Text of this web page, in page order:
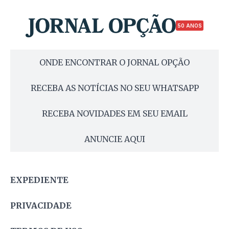
50 ANOS
ONDE ENCONTRAR O JORNAL OPÇÃO
RECEBA AS NOTÍCIAS NO SEU WHATSAPP
RECEBA NOVIDADES EM SEU EMAIL
ANUNCIE AQUI
EXPEDIENTE
PRIVACIDADE